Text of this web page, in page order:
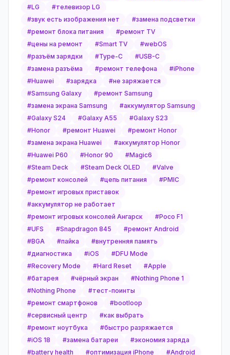
#LG #телевизор LG
#звук есть изображения нет #замена подсветки
#ремонт блока питания #ремонт TV
#цены на ремонт #Smart TV #webOS
#разъём зарядки #Type-C #USB-C
#замена разъёма #ремонт телефона #iPhone
#Huawei #зарядка #не заряжается
#Samsung Galaxy #ремонт Samsung
#замена экрана Samsung #аккумулятор Samsung
#Galaxy S24 #Galaxy A55 #Galaxy S23
#Honor #ремонт Huawei #ремонт Honor
#замена экрана Huawei #аккумулятор Honor
#Huawei P60 #Honor 90 #Magic6
#Steam Deck #Steam Deck OLED #Valve
#ремонт консолей #цепь питания #PMIC
#ремонт игровых приставок
#аккумулятор не работает
#ремонт игровых консолей Ангарск #Poco F1
#UFS #Snapdragon 845 #ремонт Android
#BGA #пайка #внутренняя память
#диагностика #iOS #DFU Mode
#Recovery Mode #Hard Reset #Apple
#батарея #чёрный экран #Nothing Phone 1
#Nothing Phone #тест-поинты
#ремонт смартфонов #bootloop
#сервисный центр #как выбрать
#ремонт ноутбука #быстро разряжается
#iOS 18 #замена батареи #экономия заряда
#battery health #оптимизация iPhone #Android